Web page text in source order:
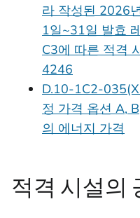
라 작성된 2026
1일~31일 발효
C3에 따른 적격
4246
D.10-1C2-
정 가격 옵션 A,
의 에너지 가격
적격 시설의